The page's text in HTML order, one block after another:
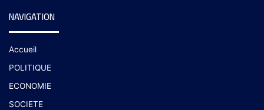
NAVIGATION
Accueil
POLITIQUE
ECONOMIE
SOCIETE